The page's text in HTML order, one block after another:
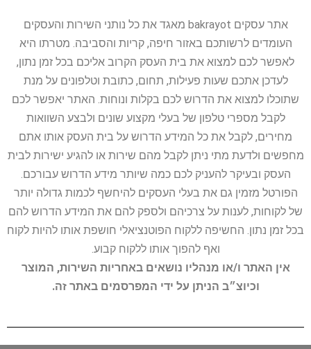
אתר עסקים bakrayot מאגד את כל נותני השירות והעסקים
העומדים לרשותכם באזור חיפה, קריות והסביבה. מטרתו היא
לאפשר לכם למצוא את בית העסק הקרוב אליכם בכל זמן נתון,
לעדכן אתכם שעות פעילות, תחום, כתובת וטלפונים על מנת
שתוכלו למצוא את הדרוש לכם בקלות ונוחות. האתר יאפשר לכם
לקבל מספרי טלפון של בעלי מקצוע שונים ולבצע השוואות
מחירים, לקבל את כל המידע הדרוש על בית העסק אותו אתם
מחפשים ולדעת מתי ניתן לקבל מהם שירות או להגיע ישירות לבית
העסק ובעיקר להעניק לכם כמה שיותר מידע הדרוש עבורכם.
הפורטל מזמין גם את בעלי העסקים להיחשף לכמות גדולה יותר
של לקוחות, לענות על צרכיהם ולספק להם את המידע הדרוש להם
בכל זמן נתון. החשיפה ללקוח הפוטנציאלי חושפת אותו להיות לקוח
ואף להפוך אותו ללקוח קבוע.
אין האתר ו/או מנהליו נושאים באחריות השירות, המוצר
וכיוצ״ב הניתן על ידי המפרסמים באתר זה.